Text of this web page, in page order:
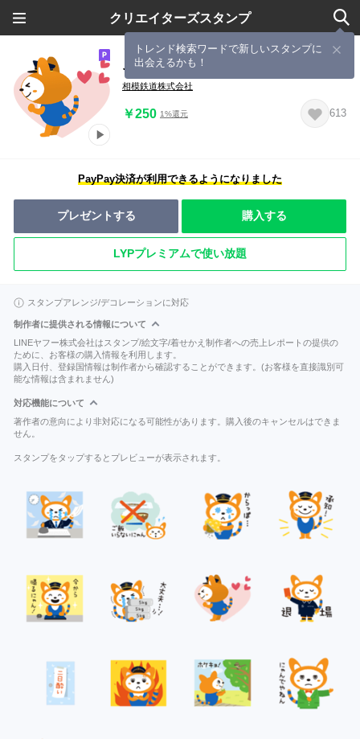
クリエイターズスタンプ
トレンド検索ワードで新しいスタンプに
出会えるかも！
そうにゃん.4
相模鉄道株式会社
￥250 1%還元 613
PayPay決済が利用できるようになりました
プレゼントする 購入する
LYPプレミアムで使い放題
スタンプアレンジ/デコレーションに対応
制作者に提供される情報について
LINEヤフー株式会社はスタンプ/絵文字/着せかえ制作者への売上レポートの提供の
ために、お客様の購入情報を利用します。
購入日付、登録国情報は制作者から確認することができます。(お客様を直接識別可
能な情報は含まれません)
対応機能について
著作者の意向により非対応になる可能性があります。購入後のキャンセルはできま
せん。
スタンプをタップするとプレビューが表示されます。